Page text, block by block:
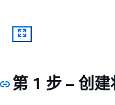
第 1 步 – 创